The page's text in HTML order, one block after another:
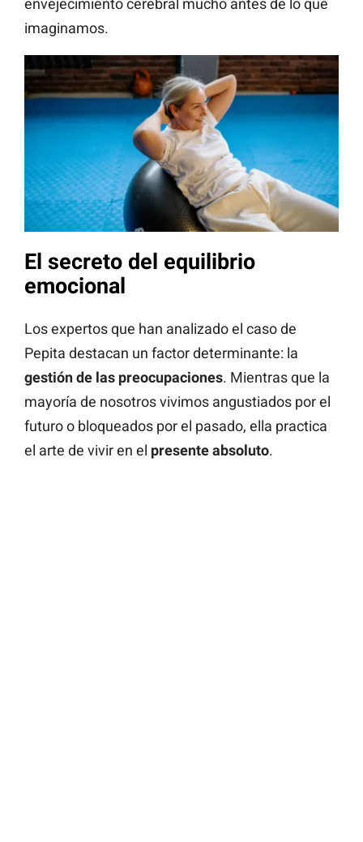
envejecimiento cerebral mucho antes de lo que
imaginamos.
El secreto del equilibrio
emocional
Los expertos que han analizado el caso de
Pepita destacan un factor determinante: la
gestión de las preocupaciones. Mientras que la
mayoría de nosotros vivimos angustiados por el
futuro o bloqueados por el pasado, ella practica
el arte de vivir en el presente absoluto.